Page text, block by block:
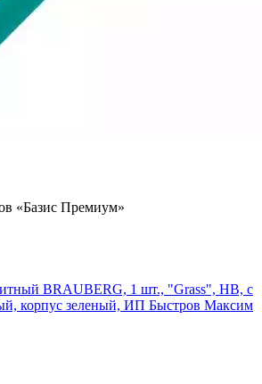
«Базис Премиум»
BRAUBERG, 1 шт., "Grass", НВ, с
корпус зеленый, ИП Быстров Максим